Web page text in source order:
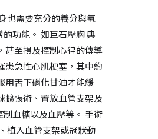
也需要充分的養分與氧
功能。 如巨石壓胸 典
甚至損及控制心律的傳導
患急性心肌梗塞，其中約
用舌下硝化甘油才能緩
擴張術、置放血管支架及
血糖以及血壓等。 手術
植入血管支架或冠狀動